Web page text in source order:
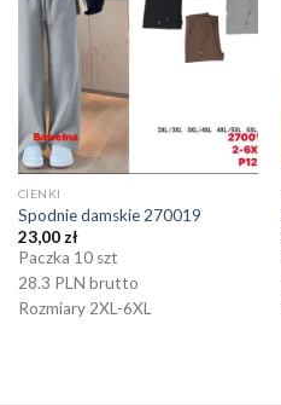
CIENKI
Spodnie damskie 270019
23,00 zł
Paczka 10 szt
28.3 PLN brutto
Rozmiary 2XL-6XL